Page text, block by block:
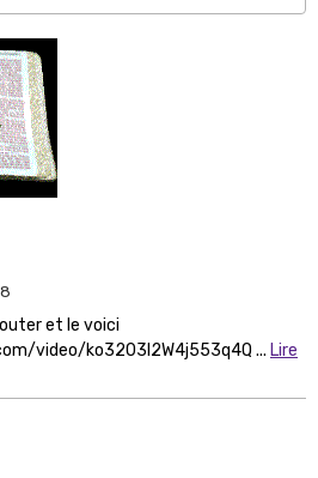
et le voici
video/ko3203l2W4j553q4Q ... Lire